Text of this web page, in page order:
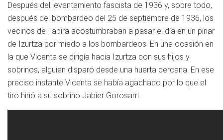
Después del levantamiento fascista de 1936 y, sobre todo,
después del bombardeo del 25 de septiembre de 1936, los
vecinos de Tabira acostumbraban a pasar el día en un pinar
de Izurtza por miedo a los bombardeos. En una ocasión en
la que Vicenta se dirigía hacia Izurtza con sus hijos y
sobrinos, alguien disparó desde una huerta cercana. En ese
preciso instante Vicenta se había agachado por lo que el
tiro hirió a su sobrino Jabier Gorosarri.